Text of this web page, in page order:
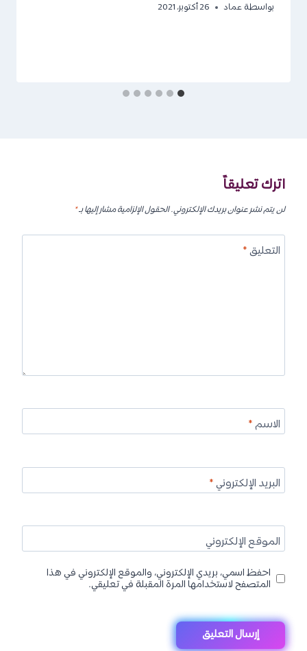
بواسطة عماد 26 أكتوبر، 2021
اترك تعليقاً
لن يتم نشر عنوان بريدك الإلكتروني.الحقول الإلزامية مشار إليها بـ*
التعليق*
الاسم*
البريد الإلكتروني*
الموقع الإلكتروني
احفظ اسمي، بريدي الإلكتروني، والموقع الإلكتروني في هذا
المتصفح لاستخدامها المرة المقبلة في تعليقي.